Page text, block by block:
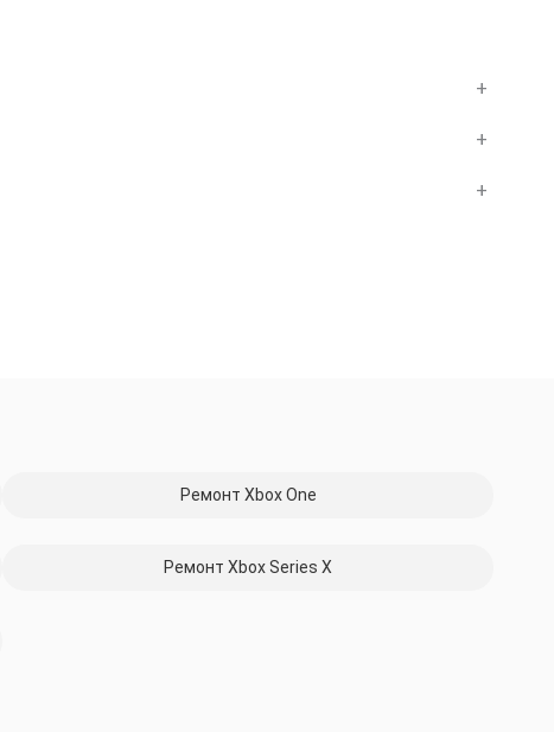
+
+
+
Ремонт Xbox One
Ремонт Xbox Series X